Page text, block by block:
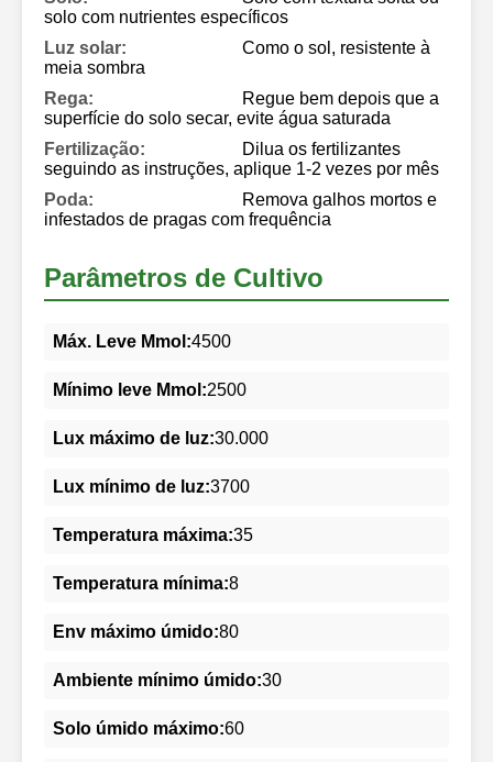
solo com nutrientes específicos
Luz solar:
Como o sol, resistente à
meia sombra
Rega:
Regue bem depois que a
superfície do solo secar, evite água saturada
Fertilização:
Dilua os fertilizantes
seguindo as instruções, aplique 1-2 vezes por mês
Poda:
Remova galhos mortos e
infestados de pragas com frequência
Parâmetros de Cultivo
Máx. Leve Mmol:4500
Mínimo leve Mmol:2500
Lux máximo de luz:30.000
Lux mínimo de luz:3700
Temperatura máxima:35
Temperatura mínima:8
Env máximo úmido:80
Ambiente mínimo úmido:30
Solo úmido máximo:60